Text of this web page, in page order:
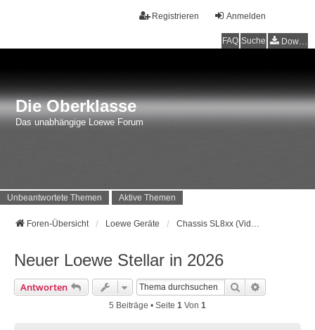
Anmelden
Registrieren
FAQ Suche Downloads
Die Oberklasse
Das unabhängige Loewe Forum
Unbeantwortete Themen Aktive Themen
Foren-Übersicht Loewe Geräte Chassis SL8xx (Vidaa) Baujahr 2024 - …
Neuer Loewe Stellar in 2026
Antworten Suche
5 Beiträge • Seite 1 Von 1